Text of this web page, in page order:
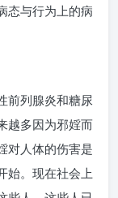
态与行为上的病
前列腺炎和糖尿
越多因为邪婬而
对人体的伤害是
始。现在社会上